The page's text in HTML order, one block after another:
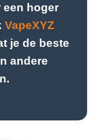
een hoger
VapeXYZ
je de beste
andere